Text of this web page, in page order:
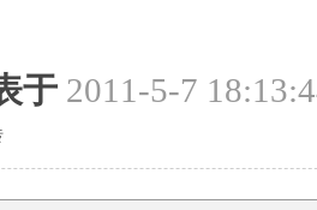
于 2011-5-7